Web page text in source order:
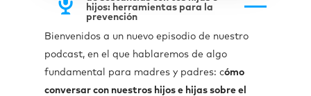
hijos: herramientas para la
prevención
Bienvenidos a un nuevo episodio de nuestro
podcast, en el que hablaremos de algo
fundamental para madres y padres: cómo
conversar con nuestros hijos e hijas sobre el